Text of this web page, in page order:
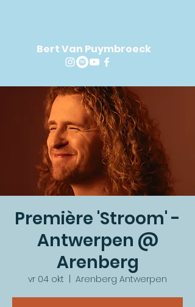
Bert Van Puymbroeck
Première 'Stroom' -
Antwerpen @
Arenberg
vr 04 okt Arenberg Antwerpen